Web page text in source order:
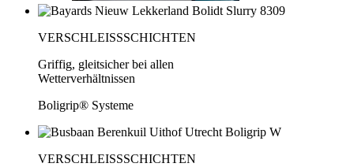
VERSCHLEISSSCHICHTEN
Griffig, gleitsicher bei allen
Wetterverhältnissen
Boligrip® Systeme
VERSCHLEISSSCHICHTEN